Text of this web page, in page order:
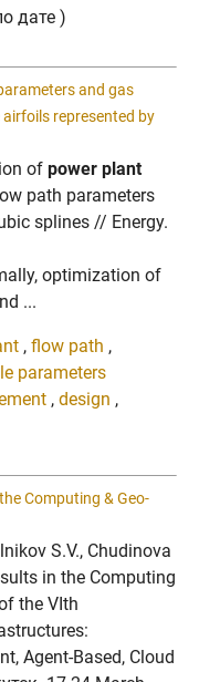
дате )
and gas
represented by
of power plant
path parameters
splines // Energy.
optimization of
...
, flow path ,
parameters
, design ,
Computing & Geo-
S.V., Chudinova
in the Computing
the VIth
Agent-Based, Cloud